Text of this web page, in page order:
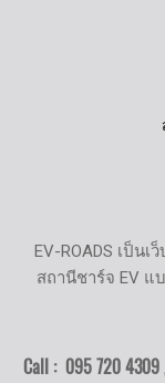
EV-ROADS เป็น
สถานีชาร์จ EV แ
Call : 095 720 4309